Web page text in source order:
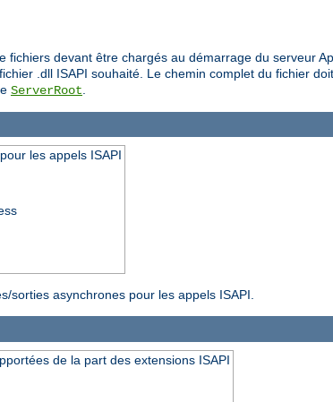
devant être chargés au démarrage du serveur
.dll ISAPI souhaité. Le chemin complet du fichier
ServerRoot
les appels ISAPI
asynchrones pour les appels ISAPI.
de la part des extensions ISAPI